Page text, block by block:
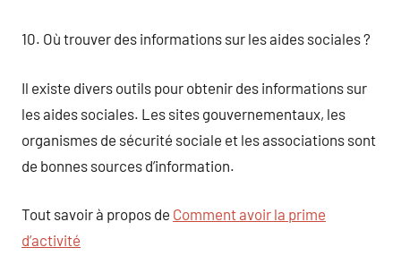
10. Où trouver des informations sur les aides sociales ?
Il existe divers outils pour obtenir des informations sur
les aides sociales. Les sites gouvernementaux, les
organismes de sécurité sociale et les associations sont
de bonnes sources d’information.
Tout savoir à propos de Comment avoir la prime
d’activité